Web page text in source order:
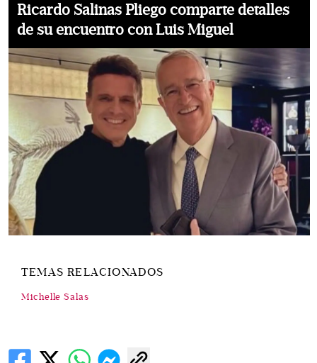
Ricardo Salinas Pliego comparte detalles
de su encuentro con Luis Miguel
TEMAS RELACIONADOS
Michelle Salas